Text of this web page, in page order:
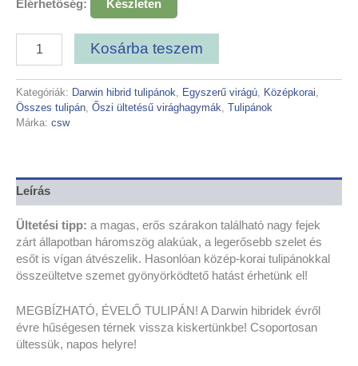
Elérhetőség: Készleten
Kosárba teszem
Kategóriák: Darwin hibrid tulipánok, Egyszerű virágú, Középkorai,
Összes tulipán, Őszi ültetésű virághagymák, Tulipánok
Márka: csw
Leírás
Ültetési tipp: a magas, erős szárakon található nagy fejek
zárt állapotban háromszög alakúak, a legerősebb szelet és
esőt is vígan átvészelik. Hasonlóan közép-korai tulipánokkal
összeültetve szemet gyönyörködtető hatást érhetünk el!
MEGBÍZHATÓ, ÉVELŐ TULIPÁN! A Darwin hibridek évről
évre hűségesen térnek vissza kiskertünkbe! Csoportosan
ültessük, napos helyre!